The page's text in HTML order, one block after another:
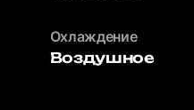
Охлаждение
Воздушное